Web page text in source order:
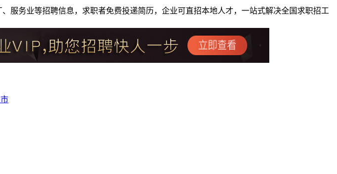
服务业等招聘信息，求职者免费投递简历，企业可直招本地人才，一站式解决全国求职招工